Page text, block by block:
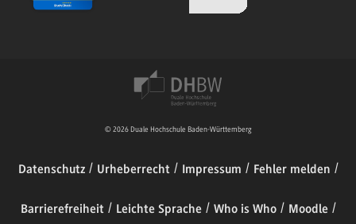
© 2026 Duale Hochschule Baden-Württemberg
Datenschutz Urheberrecht Impressum Fehler melden
Barrierefreiheit Leichte Sprache Who is Who Moodle